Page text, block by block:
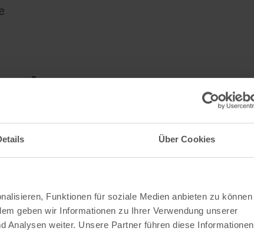
Über Cookies
Funktionen für soziale Medien anbieten zu können
geben wir Informationen zu Ihrer Verwendung unserer
Analysen weiter. Unsere Partner führen diese Informationen